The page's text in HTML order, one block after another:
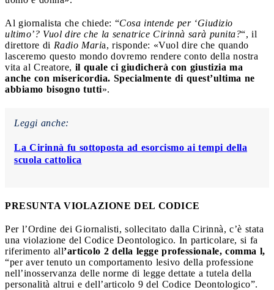
Al giornalista che chiede: “Cosa intende per ‘Giudizio
ultimo’? Vuol dire che la senatrice Cirinnà sarà punita?“, il
direttore di Radio Maria, risponde: «Vuol dire che quando
lasceremo questo mondo dovremo rendere conto della nostra
vita al Creatore, il quale ci giudicherà con giustizia ma
anche con misericordia. Specialmente di quest’ultima ne
abbiamo bisogno tutti».
Leggi anche:
La Cirinnà fu sottoposta ad esorcismo ai tempi della
scuola cattolica
PRESUNTA VIOLAZIONE DEL CODICE
Per l’Ordine dei Giornalisti, sollecitato dalla Cirinnà, c’è stata
una violazione del Codice Deontologico. In particolare, si fa
riferimento all’articolo 2 della legge professionale, comma l,
“per aver tenuto un comportamento lesivo della professione
nell’inosservanza delle norme di legge dettate a tutela della
personalità altrui e dell’articolo 9 del Codice Deontologico”.